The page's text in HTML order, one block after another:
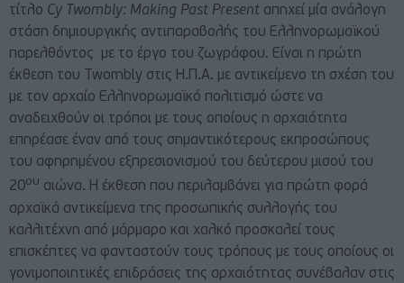
τίτλο Cy Twombly: Making Past Present απηχεί μία ανάλογη
στάση δημιουργικής αντιπαραβολής του Ελληνορωμαϊκού
παρελθόντος με το έργο του ζωγράφου. Είναι η πρώτη
έκθεση του Twombly στις Η.Π.Α. με αντικείμενο τη σχέση του
με τον αρχαίο Ελληνορωμαϊκό πολιτισμό ώστε να
αναδειχθούν οι τρόποι με τους οποίους η αρχαιότητα
επηρέασε έναν από τους σημαντικότερους εκπροσώπους
του αφηρημένου εξπρεσιονισμού του δεύτερου μισού του
20ου αιώνα. Η έκθεση που περιλαμβάνει για πρώτη φορά
αρχαϊκά αντικείμενα της προσωπικής συλλογής του
καλλιτέχνη από μάρμαρο και χαλκό προσκαλεί τους
επισκέπτες να φανταστούν τους τρόπους με τους οποίους οι
γονιμοποιητικές επιδράσεις της αρχαιότητας συνέβαλαν στις